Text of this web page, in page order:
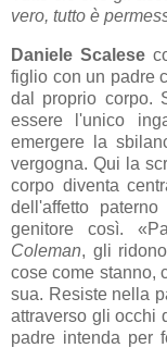
vero, tutto è
Daniele Scalese
figlio con un padre
dal proprio corpo.
essere l'unico
emergere la
vergogna. Qui la
corpo diventa
dell'affetto
genitore così.
Coleman, gli
cose come stanno,
sua. Resiste nella
attraverso gli occhi
padre intenda per